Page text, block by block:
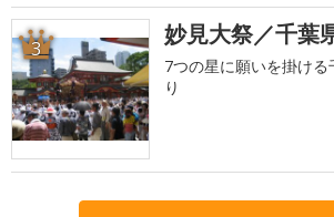
3 妙見大祭／千葉
7つの星に願いを掛け
り